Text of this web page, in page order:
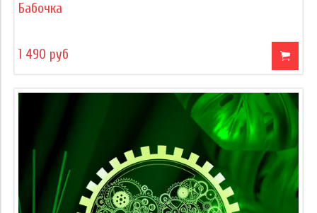
Бабочка
1 490 руб